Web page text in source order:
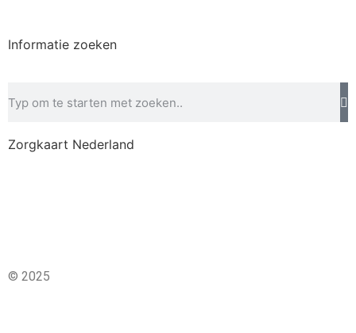
Informatie zoeken
Zorgkaart Nederland
© 2025